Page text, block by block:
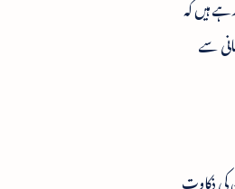
سے
کی ذکاوت